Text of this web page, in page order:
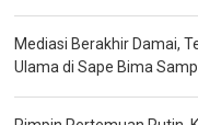
Mediasi Berakhir Damai,
Ulama di Sape Bima